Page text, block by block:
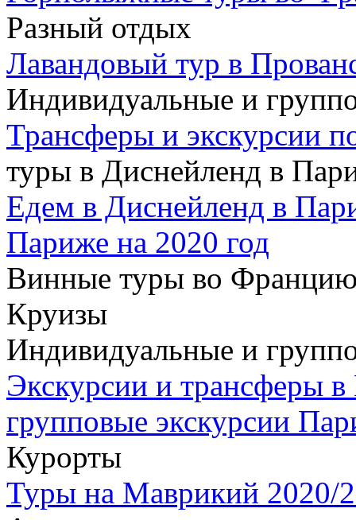
Разный отдых
Лавандовый тур в
Индивидуальные и
Трансферы и экскурсии
туры в Диснейленд в
Едем в Диснейленд в
Париже на 2020 год
Винные туры во
Круизы
Индивидуальные и
Экскурсии и трансферы
групповые экскурсии
Курорты
Туры на Маврикий 2020/